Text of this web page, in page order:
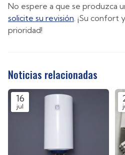
No espere a que se produzca
solicite su revisión . ¡Su confort
prioridad!
Noticias relacionadas
16
jul